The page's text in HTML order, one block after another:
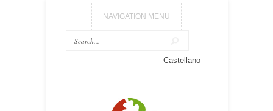
NAVIGATION MENU
Castellano